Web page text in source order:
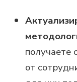
получаете
от